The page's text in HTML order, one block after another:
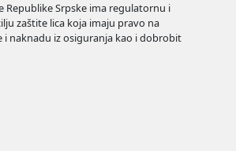
Republike Srpske ima regulatornu i
zaštite lica koja imaju pravo na
i naknadu iz osiguranja kao i dobrobit